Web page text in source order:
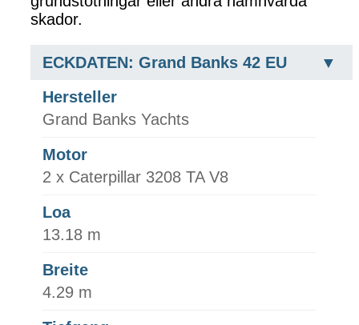
skador.
ECKDATEN: Grand Banks 42 EU
Hersteller
Grand Banks Yachts
Motor
2 x Caterpillar 3208 TA V8
Loa
13.18 m
Breite
4.29 m